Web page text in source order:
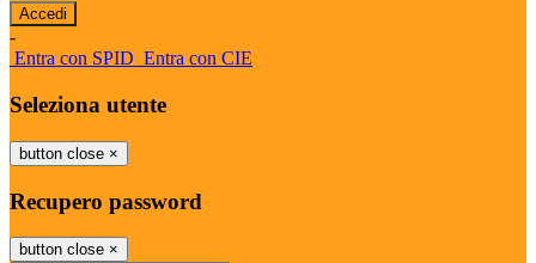
-
Entra con SPID Entra con CIE
Seleziona utente
button close ×
Recupero password
button close ×